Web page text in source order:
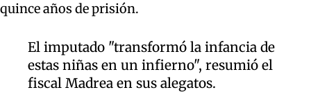
quince años de prisión.
El imputado "transformó la infancia de
estas niñas en un infierno", resumió el
fiscal Madrea en sus alegatos.